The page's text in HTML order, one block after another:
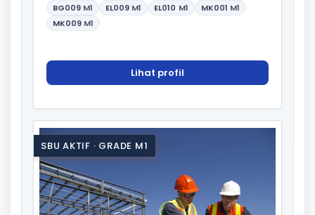
BG009 M1 EL009 M1 EL010 M1 MK001 M1
MK009 M1
Lihat profil
SBU AKTIF · GRADE M1